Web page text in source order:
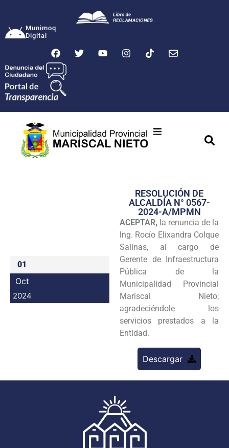
Munimoq
Digital
Transparencia
Seguridad
Programas
Intranet
01
Oct
2024
RESOLUCIÓN DE
ALCALDÍA N° 0567-
2024-A/MPMN
ACEPTAR, la renuncia de la
lng. Rocío Elixandra Colque
Salinas, al cargo de
Gerente de Infraestructura
Pública de la
Municipalidad Provincial
Mariscal Nieto;
agradeciéndole los
servicios prestados a la
Entidad.
Descargar